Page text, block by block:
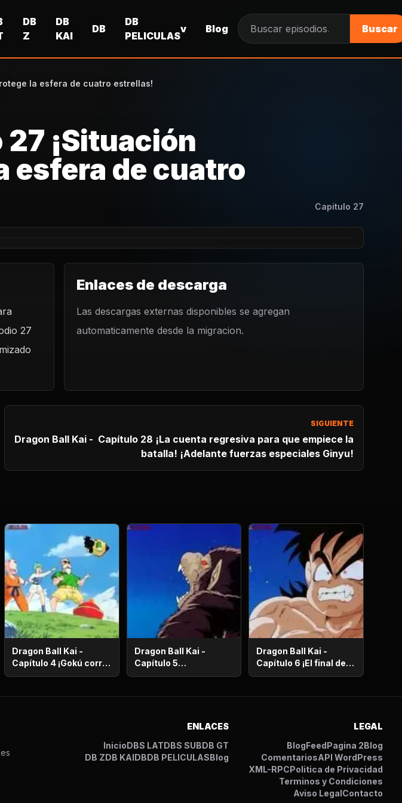
DB
Z
DB
KAI
DB
DB
PELICULAS
v Blog
Buscar episodios
Buscar
la esfera de cuatro estrellas!
¡Situación
esfera de cuatro
Capitulo 27
27
Enlaces de descarga
Las descargas externas disponibles se agregan
automaticamente desde la migracion.
SIGUIENTE
Dragon Ball Kai - Capítulo 28 ¡La cuenta regresiva para que empiece la
batalla! ¡Adelante fuerzas especiales Ginyu!
Dragon Ball Kai -
Capítulo 4 ¡Gokú corre
en el más allá! ¡El
de un millón de
Dragon Ball Kai -
Capítulo 5
¡Supervivencia en el
luna llena despierta a
Dragon Ball Kai -
Capítulo 6 ¡El final del
camino de la
examen de Kaio-
ENLACES
InicioDBS LATDBS SUBDB GT
DB ZDB KAIDBDB PELICULASBlog
LEGAL
BlogFeedPagina 2Blog
ComentariosAPI WordPress
XML-RPCPolitica de Privacidad
Terminos y Condiciones
Aviso LegalContacto